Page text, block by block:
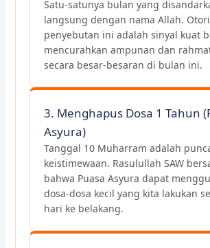
Satu-satunya bulan yang
langsung dengan nama Allah.
penyebutan ini adalah sinyal kuat
mencurahkan ampunan dan
secara besar-besaran di bulan ini.
3. Menghapus Dosa 1 Tahun
Asyura)
Tanggal 10 Muharram adalah
keistimewaan. Rasulullah SAW
bahwa Puasa Asyura dapat
dosa-dosa kecil yang kita lakukan
hari ke belakang.